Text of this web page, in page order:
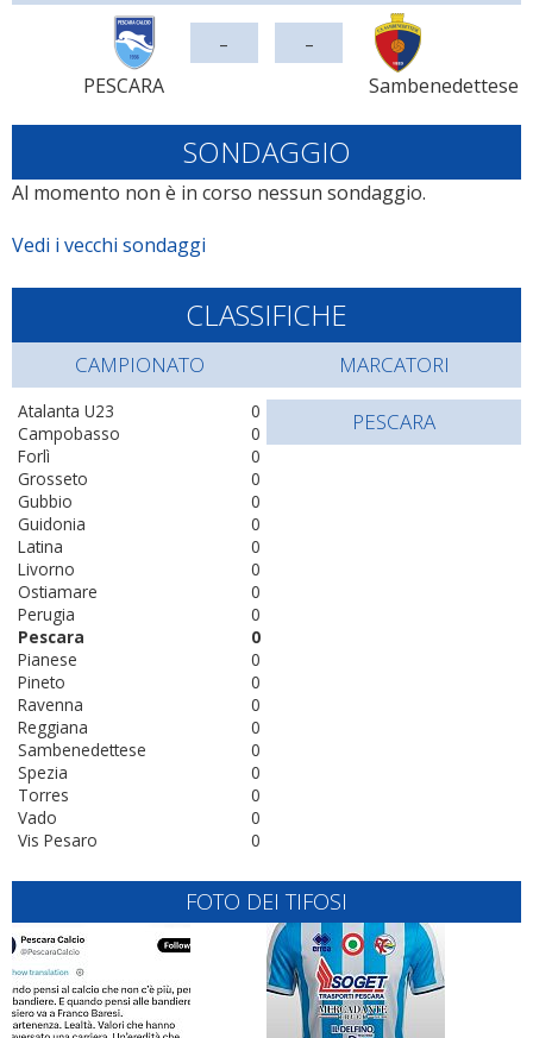
PESCARA
- -
Sambenedettese
SONDAGGIO
Al momento non è in corso nessun sondaggio.
Vedi i vecchi sondaggi
CLASSIFICHE
CAMPIONATO
0
Atalanta U23
0
Campobasso
0
Forlì
0
Grosseto
0
Gubbio
0
Guidonia
0
Latina
0
Livorno
0
Ostiamare
0
Perugia
0
Pescara
0
Pianese
0
Pineto
0
Ravenna
0
Reggiana
0
Sambenedettese
0
Spezia
0
Torres
0
Vado
0
Vis Pesaro
MARCATORI
PESCARA
FOTO DEI TIFOSI